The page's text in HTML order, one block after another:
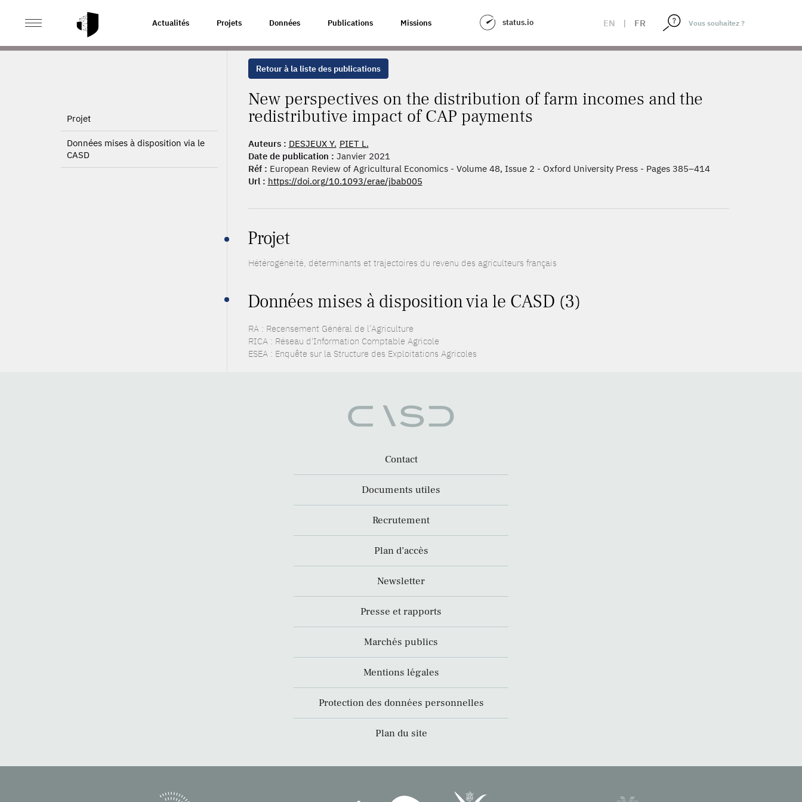
Actualités Projets Données Publications Missions status.io EN | FR
ACCUEIL PUBLICATIONS > NEW PERSPECTIVES ON THE DISTRIBUTION OF FARM INCOMES AND THE REDISTRIBUTIVE IMPACT OF CAP PAYMENTS
Projet
Données mises à disposition via le
CASD
Retour à la liste des publications
New perspectives on the distribution of farm incomes and the
redistributive impact of CAP payments
Auteurs : DESJEUX Y. PIET L.
Date de publication : Janvier 2021
Réf : European Review of Agricultural Economics - Volume 48, Issue 2 - Oxford University Press - Pages 385–414
Url : https://doi.org/10.1093/erae/jbab005
Projet
Hétérogénéité, déterminants et trajectoires du revenu des agriculteurs français
Données mises à disposition via le CASD (3)
RA : Recensement Général de l’Agriculture
RICA : Réseau d'Information Comptable Agricole
ESEA : Enquête sur la Structure des Exploitations Agricoles
Contact
Documents utiles
Recrutement
Plan d’accès
Newsletter
Presse et rapports
Marchés publics
Mentions légales
Protection des données personnelles
Plan du site